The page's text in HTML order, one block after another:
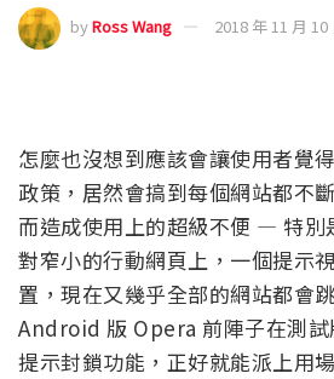
byRoss Wang 2018 年 11 月 10
怎麼也沒想到應該會讓使用者覺
政策，居然會搞到每個網站都不
而造成使用上的超級不便 — 特別
對窄小的行動網頁上，一個提示
置，現在又幾乎全部的網站都會
Android 版 Opera 前陣子在測
提示封鎖功能，正好就能派上用